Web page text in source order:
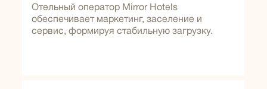
Отельный оператор Mirror Hotels
обеспечивает маркетинг, заселение и
сервис, формируя стабильную загрузку.